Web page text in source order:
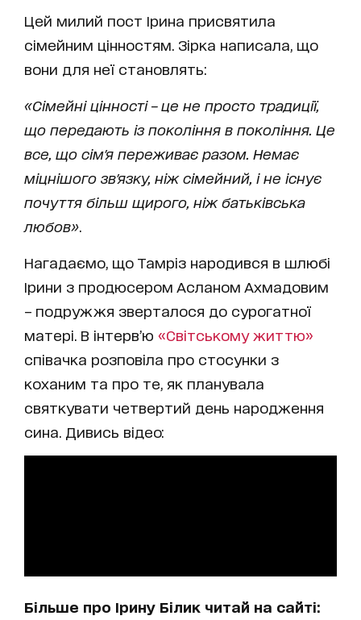
Цей милий пост Ірина присвятила
сімейним цінностям. Зірка написала, що
вони для неї становлять:
«Сімейні цінності – це не просто традиції,
що передають із покоління в покоління. Це
все, що сім'я переживає разом. Немає
міцнішого зв'язку, ніж сімейний, і не існує
почуття більш щирого, ніж батьківська
любов»
Нагадаємо, що Тамріз народився в шлюбі
Ірини з продюсером Асланом Ахмадовим
– подружжя зверталося до сурогатної
матері. В інтерв’ю «Світському життю»
співачка розповіла про стосунки з
коханим та про те, як планувала
святкувати четвертий день народження
сина. Дивись відео:
Більше про Ірину Білик читай на сайті: